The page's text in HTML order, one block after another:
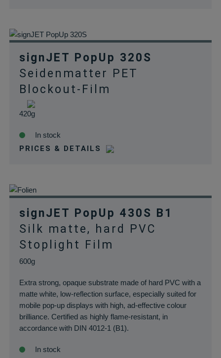
signJET PopUp 320S
Seidenmatter PET
Blockout-Film
420g
In stock
PRICES & DETAILS
signJET PopUp 430S B1
Silk matte, hard PVC
Stoplight Film
600g
Extra strong, opaque substrate made of hard PVC with a
matte white, low-reflection surface, especially suited for
mobile pop-up displays with high, ad-effective colour
brilliance. Certified as highly flame-resistant, in
accordance with DIN 4012-1 (B1).
In stock